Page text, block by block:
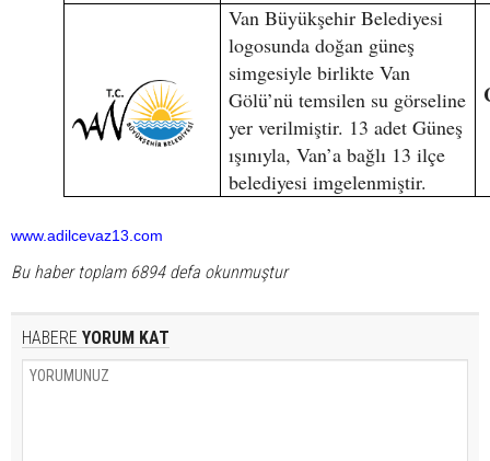
Van Büyükşehir Belediyesi
logosunda doğan güneş
simgesiyle birlikte Van
Gölü’nü temsilen su görseline
yer verilmiştir. 13 adet Güneş
ışınıyla, Van’a bağlı 13 ilçe
belediyesi imgelenmiştir.
www.adilcevaz13.com
Bu haber toplam 6894 defa okunmuştur
HABERE YORUM KAT